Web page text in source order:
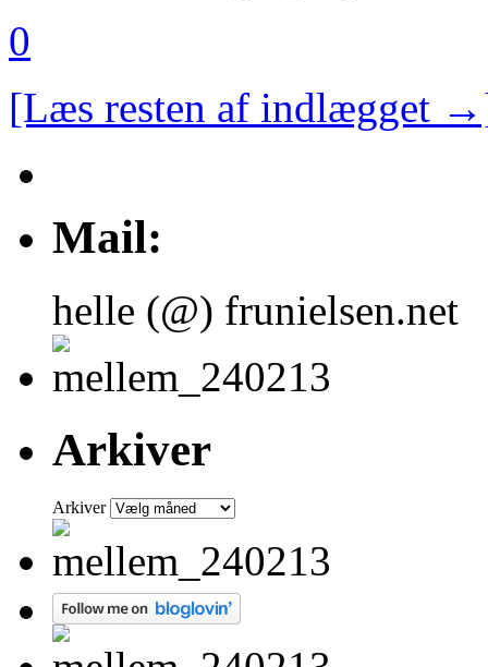
0
[Læs resten af indlægget
Mail:
helle (@) frunielsen.net
Arkiver
Arkiver